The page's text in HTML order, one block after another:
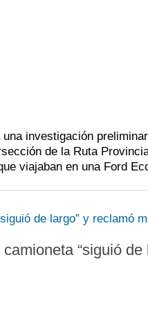
investigación
de la Ruta
viajaban en una Ford
“siguió de